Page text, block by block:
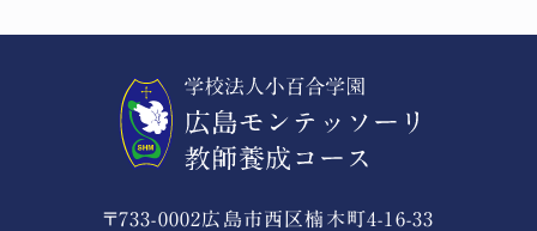
〒733-0002広島市西区楠木町4-16-33